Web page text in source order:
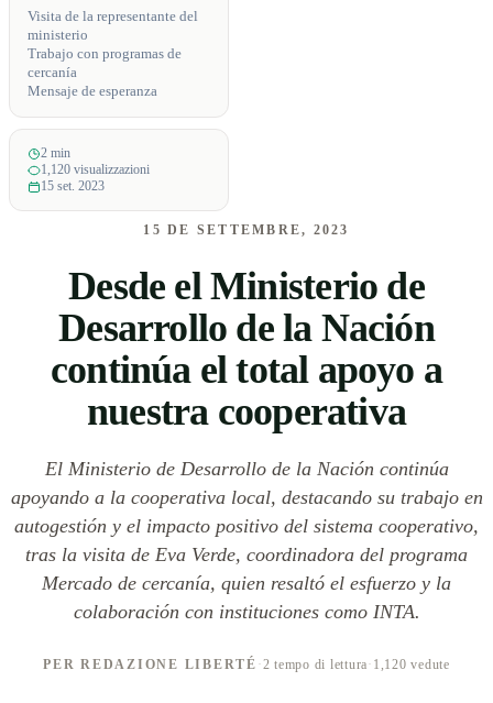
Visita de la representante del
ministerio
Trabajo con programas de
cercanía
Mensaje de esperanza
2 min
1,120 visualizzazioni
15 set. 2023
15 DE SETTEMBRE, 2023
Desde el Ministerio de
Desarrollo de la Nación
continúa el total apoyo a
nuestra cooperativa
El Ministerio de Desarrollo de la Nación continúa
apoyando a la cooperativa local, destacando su trabajo en
autogestión y el impacto positivo del sistema cooperativo,
tras la visita de Eva Verde, coordinadora del programa
Mercado de cercanía, quien resaltó el esfuerzo y la
colaboración con instituciones como INTA.
PER REDAZIONE LIBERTÉ ·2 tempo di lettura· 1,120 vedute